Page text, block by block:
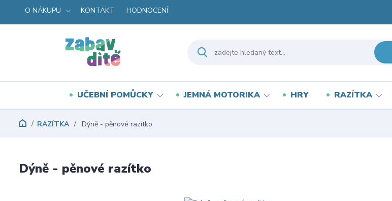
O NÁKUPU KONTAKT HODNOCENÍ
UČEBNÍ POMŮCKY JEMNÁ MOTORIKA HRY RAZÍTKA
RAZÍTKA Dýně - pěnové razítko
Dýně - pěnové razítko